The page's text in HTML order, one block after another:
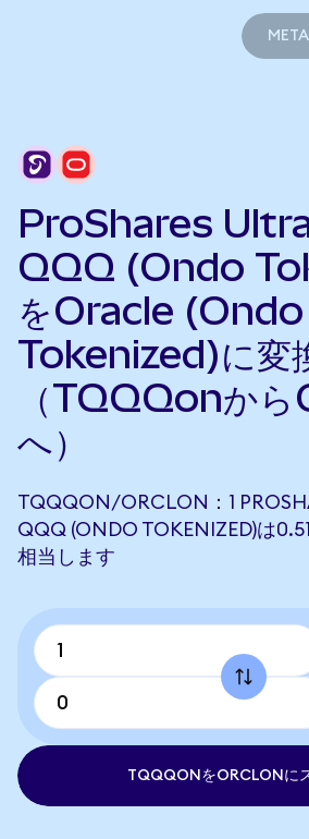
ProShares
QQQ (Ondo
をOracle (Ondo
Tokenized)に変
（TQQQonか
へ）
TQQQON/ORCLON：1
QQQ (ONDO TOKENIZED)は
相当します
TQQQONをORCLONに